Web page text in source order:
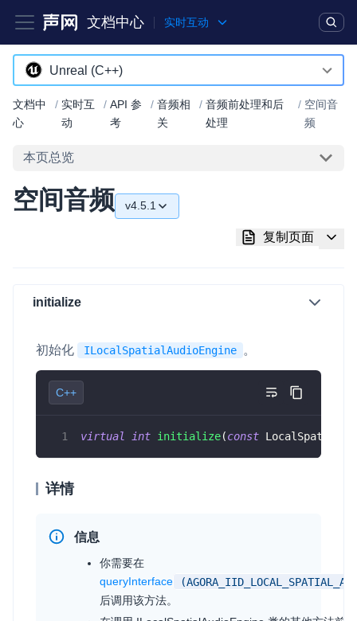
文档中心 实时互动
产品 解决方案
实时互动基础能力
对话式 AI 引擎
音对话
实时消息
解决方案
即时通讯 IM
一整套高可靠、低时延、高并发、安全、全球化的即时聊天云服
CDN 直播方案
为智能硬件提供优质的媒体流传输，实现人与人、人与物、物与
物的实时互动连接
实时互动扩展能力
Unreal (C++)
Android
macOS
Web
Electron
Unity
Unreal (C++)
React
文档中
心
/ 实时互
动
/ API 参
考
/ 音频相
关
/ 音频前处理和后
处理
/ 空间音
频
本页总览
空间音频 v4.5.1
复制页面
initialize
初始化 ILocalSpatialAudioEngine 。
C++
virtual int initialize(const
详情
信息
你需要在
queryInterface
(
后调用该方法。